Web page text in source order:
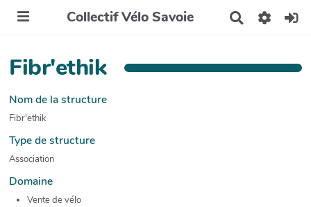
Collectif Vélo Savoie
e
Fibr'ethik
Nom de la structure
Fibr'ethik
Type de structure
Association
Domaine
Vente de vélo